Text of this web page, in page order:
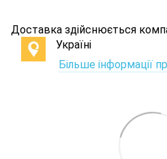
Доставка здійснюється
Україні
Більше інформації